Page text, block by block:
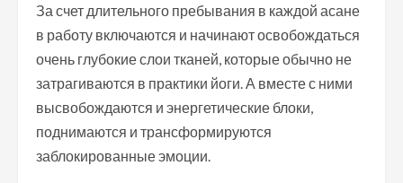
За счет длительного пребывания в каждой асане
в работу включаются и начинают освобождаться
очень глубокие слои тканей, которые обычно не
затрагиваются в практики йоги. А вместе с ними
высвобождаются и энергетические блоки,
поднимаются и трансформируются
заблокированные эмоции.